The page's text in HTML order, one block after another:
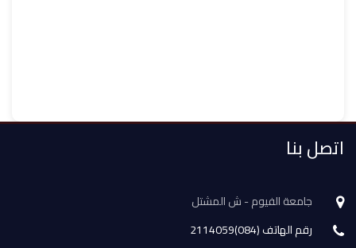
اتصل بنا
جامعة الفيوم - ش المشتل
رقم الهاتف (084)2114059